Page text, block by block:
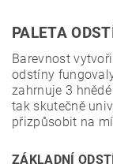
PALETA
Barevnost
odstíny
zahrnuje 3
tak skutečně
přizpůsobit na
ZÁKLADNÍ